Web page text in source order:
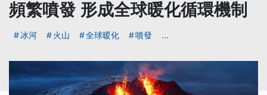
頻繁噴發 形成全球暖化循環機制
冰河 火山 全球暖化 噴發 ...